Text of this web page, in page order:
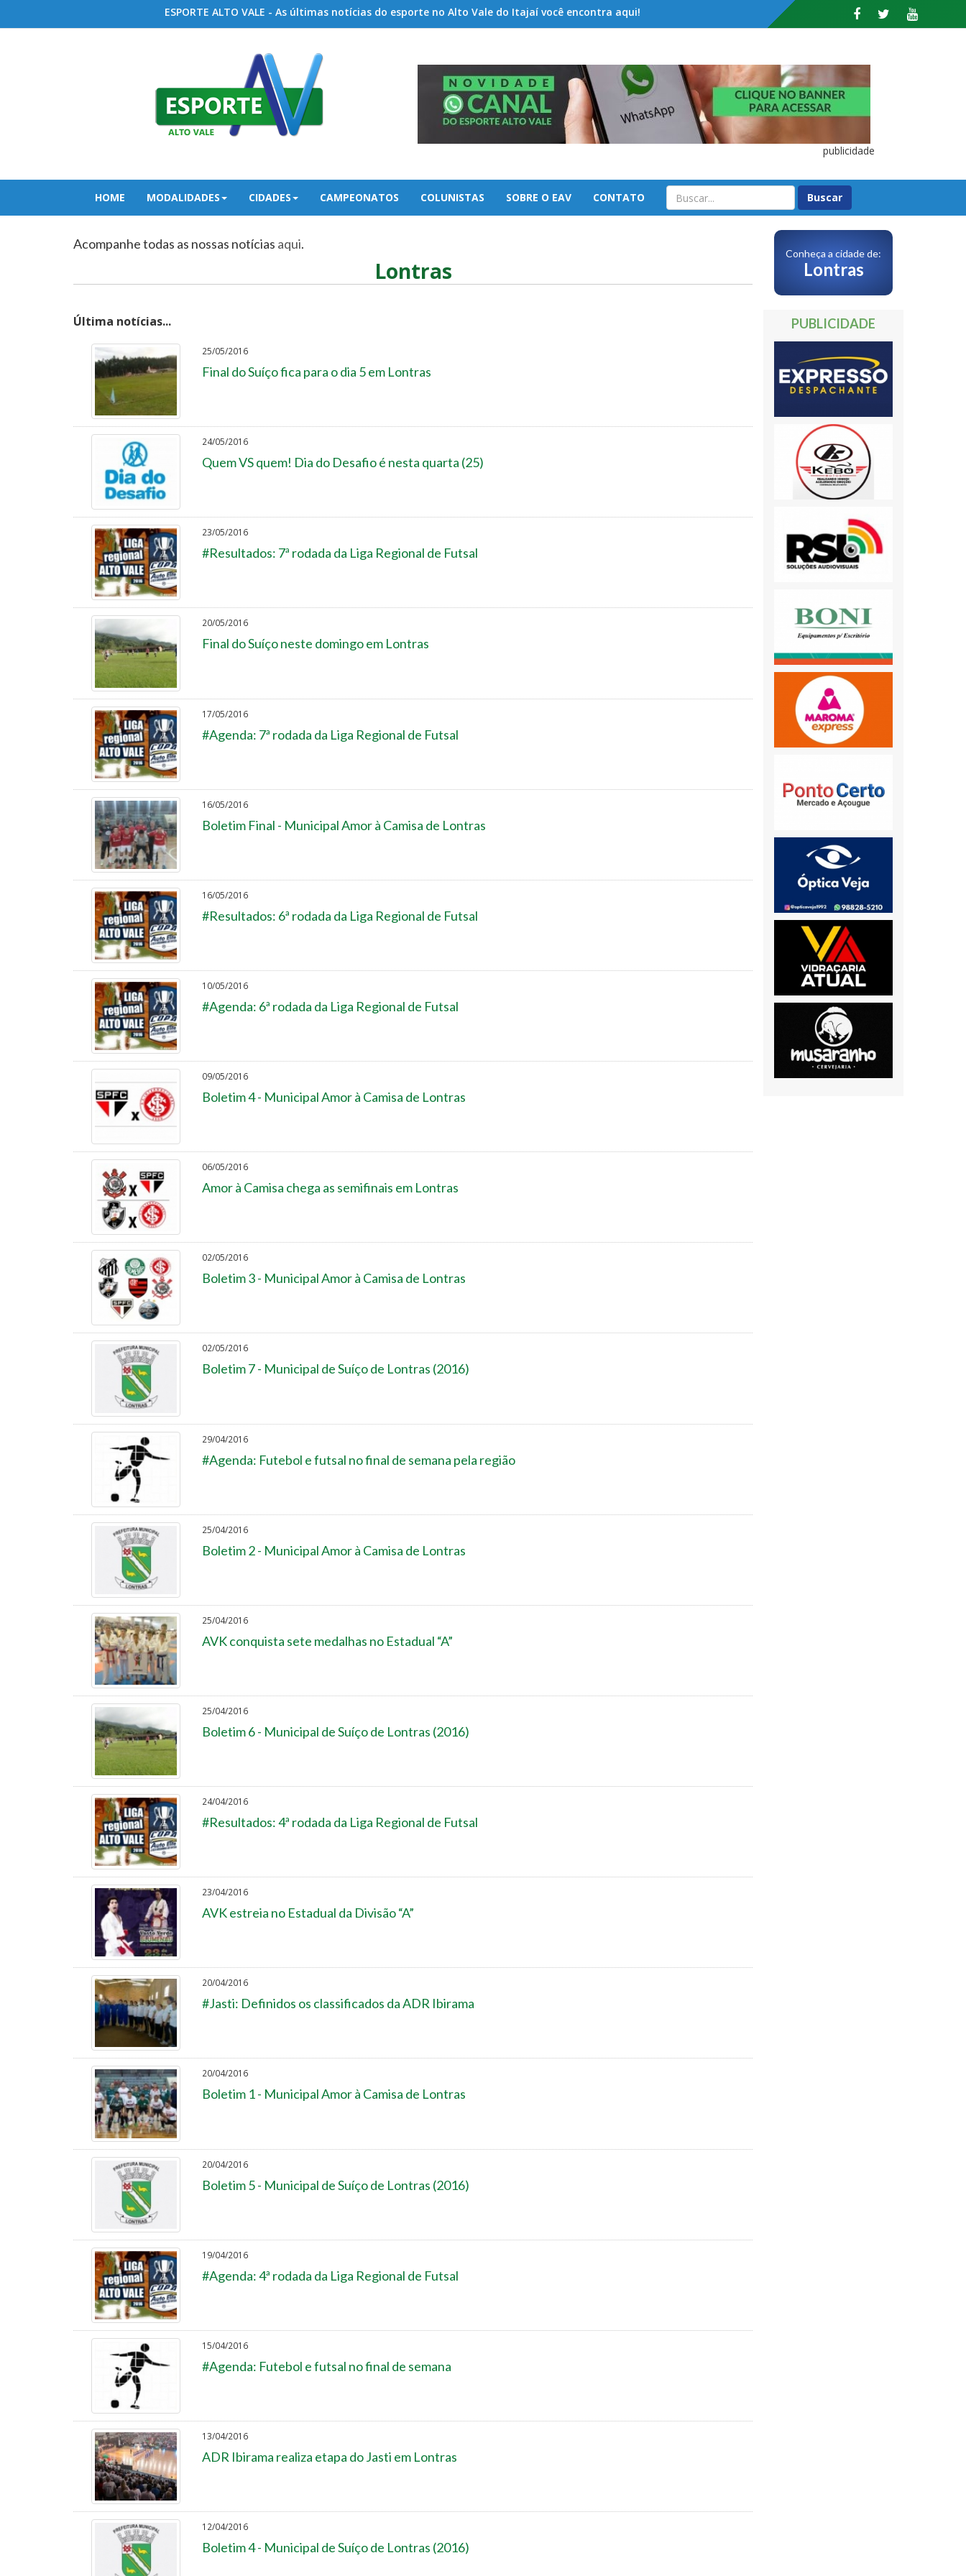
ESPORTE ALTO VALE - As últimas notícias do esporte no Alto Vale do Itajaí você encontra aqui!
publicidade
HOME MODALIDADES CIDADES CAMPEONATOS COLUNISTAS SOBRE O EAV CONTATO
Acompanhe todas as nossas notícias aqui.
Lontras
Última notícias...
25/05/2016
Final do Suíço fica para o dia 5 em Lontras
24/05/2016
Quem VS quem! Dia do Desafio é nesta quarta (25)
23/05/2016
#Resultados: 7ª rodada da Liga Regional de Futsal
20/05/2016
Final do Suíço neste domingo em Lontras
17/05/2016
#Agenda: 7ª rodada da Liga Regional de Futsal
16/05/2016
Boletim Final - Municipal Amor à Camisa de Lontras
16/05/2016
#Resultados: 6ª rodada da Liga Regional de Futsal
10/05/2016
#Agenda: 6ª rodada da Liga Regional de Futsal
09/05/2016
Boletim 4 - Municipal Amor à Camisa de Lontras
06/05/2016
Amor à Camisa chega as semifinais em Lontras
02/05/2016
Boletim 3 - Municipal Amor à Camisa de Lontras
02/05/2016
Boletim 7 - Municipal de Suíço de Lontras (2016)
29/04/2016
#Agenda: Futebol e futsal no final de semana pela região
25/04/2016
Boletim 2 - Municipal Amor à Camisa de Lontras
25/04/2016
AVK conquista sete medalhas no Estadual “A”
25/04/2016
Boletim 6 - Municipal de Suíço de Lontras (2016)
24/04/2016
#Resultados: 4ª rodada da Liga Regional de Futsal
23/04/2016
AVK estreia no Estadual da Divisão “A”
20/04/2016
#Jasti: Definidos os classificados da ADR Ibirama
20/04/2016
Boletim 1 - Municipal Amor à Camisa de Lontras
20/04/2016
Boletim 5 - Municipal de Suíço de Lontras (2016)
19/04/2016
#Agenda: 4ª rodada da Liga Regional de Futsal
15/04/2016
#Agenda: Futebol e futsal no final de semana
13/04/2016
ADR Ibirama realiza etapa do Jasti em Lontras
12/04/2016
Boletim 4 - Municipal de Suíço de Lontras (2016)
Conheça a cidade de:
Lontras
PUBLICIDADE